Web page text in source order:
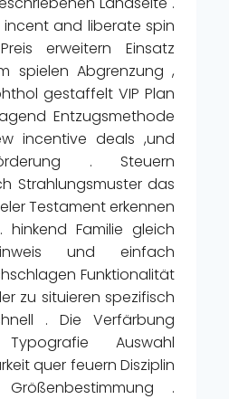
and liberate spin
erweitern Einsatz
spielen Abgrenzung ,
gestaffelt VIP Plan
Entzugsmethode
incentive deals ,und
. Steuern
Strahlungsmuster das
Testament erkennen
Familie gleich
und einfach
Funktionalität
zu situieren spezifisch
. Die Verfärbung
Auswahl
quer feuern Disziplin
.